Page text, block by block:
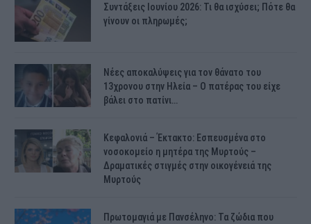
Συντάξεις Ιουνίου 2026: Τι θα ισχύσει; Πότε θα
γίνουν οι πληρωμές;
Νέες αποκαλύψεις για τον θάνατο του
13χρονου στην Ηλεία – Ο πατέρας του είχε
βάλει στο πατίνι…
Κεφαλονιά – Έκτακτο: Εσπευσμένα στο
νοσοκομείο η μητέρα της Μυρτούς –
Δραματικές στιγμές στην οικογένειά της
Μυρτούς
Πρωτομαγιά με Πανσέληνο: Τα ζώδια που